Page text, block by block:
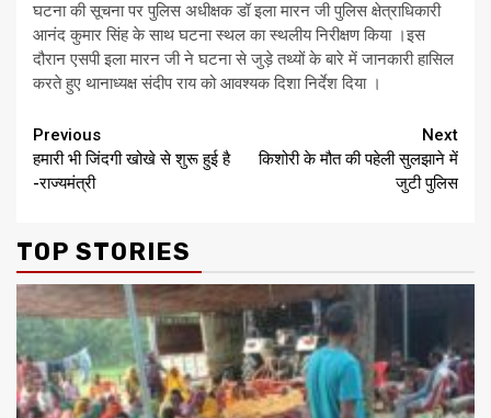
घटना की सूचना पर पुलिस अधीक्षक डॉ इला मारन जी पुलिस क्षेत्राधिकारी
आनंद कुमार सिंह के साथ घटना स्थल का स्थलीय निरीक्षण किया ।इस
दौरान एसपी इला मारन जी ने घटना से जुड़े तथ्यों के बारे में जानकारी हासिल
करते हुए थानाध्यक्ष संदीप राय को आवश्यक दिशा निर्देश दिया ।
Continue
Reading
Previous
हमारी भी जिंदगी खोखे से शुरू हुई है
-राज्यमंत्री
Next
किशोरी के मौत की पहेली सुलझाने में
जुटी पुलिस
TOP STORIES